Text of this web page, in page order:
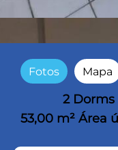
Fotos Mapa
2 Dorms
53,00 m² Área